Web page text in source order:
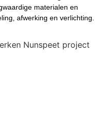
materialen en
afwerking en verlichting.